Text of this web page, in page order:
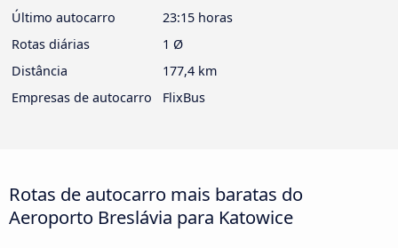
Último autocarro
23:15 horas
Rotas diárias
1 Ø
Distância
177,4 km
Empresas de autocarro
FlixBus
Rotas de autocarro mais baratas do
Aeroporto Breslávia para Katowice